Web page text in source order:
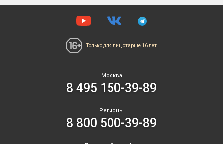
Только для лиц старше 16 лет
Москва
8 495 150-39-89
Регионы
8 800 500-39-89